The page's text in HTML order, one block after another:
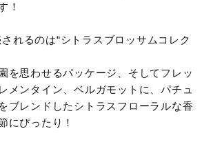
！
れるのは“シトラスブロッサムコレク
を思わせるパッケージ、そしてフレッ
メンタイン、ベルガモットに、パチュ
ブレンドしたシトラスフローラルな香
にぴったり！